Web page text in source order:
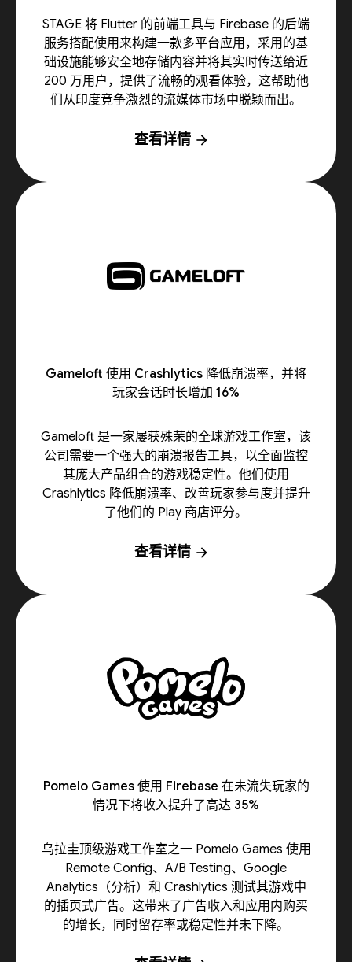
STAGE 将 Flutter 的前端工具与 Firebase 的后端
服务搭配使用来构建一款多平台应用，采用的基
础设施能够安全地存储内容并将其实时传送给近
200 万用户，提供了流畅的观看体验，这帮助他
们从印度竞争激烈的流媒体市场中脱颖而出。
查看详情 arrow_forward
Gameloft 使用 Crashlytics 降低崩溃率，并将
玩家会话时长增加 16%
Gameloft 是一家屡获殊荣的全球游戏工作室，该
公司需要一个强大的崩溃报告工具，以全面监控
其庞大产品组合的游戏稳定性。他们使用
Crashlytics 降低崩溃率、改善玩家参与度并提升
了他们的 Play 商店评分。
查看详情 arrow_forward
Pomelo Games 使用 Firebase 在未流失玩家的
情况下将收入提升了高达 35%
乌拉圭顶级游戏工作室之一 Pomelo Games 使用
Remote Config、A/B Testing、Google
Analytics（分析）和 Crashlytics 测试其游戏中
的插页式广告。这带来了广告收入和应用内购买
的增长，同时留存率或稳定性并未下降。